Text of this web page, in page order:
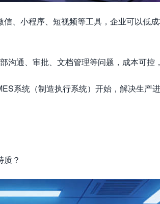
、小程序、短视频等工具，企业可以低
通、审批、文档管理等问题，成本可控
系统（制造执行系统）开始，解决生产
质？